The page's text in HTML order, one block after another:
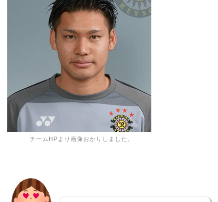
チームHPより画像おかりしました。